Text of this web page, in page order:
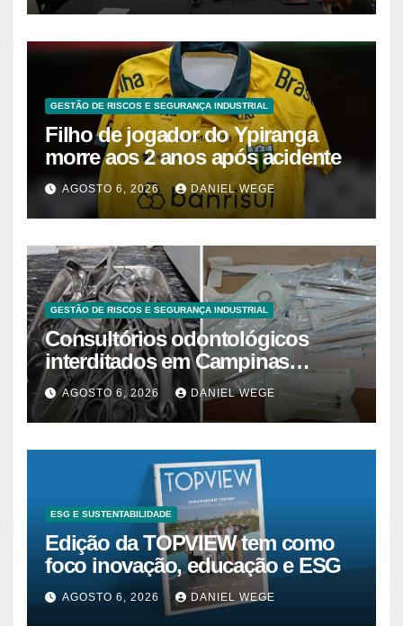
GESTÃO DE RISCOS E SEGURANÇA INDUSTRIAL
Filho de jogador do Ypiranga
morre aos 2 anos após acidente
AGOSTO 6, 2026 DANIEL WEGE
GESTÃO DE RISCOS E SEGURANÇA INDUSTRIAL
Consultórios odontológicos
interditados em Campinas
superam 2025
AGOSTO 6, 2026 DANIEL WEGE
ESG E SUSTENTABILIDADE
Edição da TOPVIEW tem como
foco inovação, educação e ESG
AGOSTO 6, 2026 DANIEL WEGE